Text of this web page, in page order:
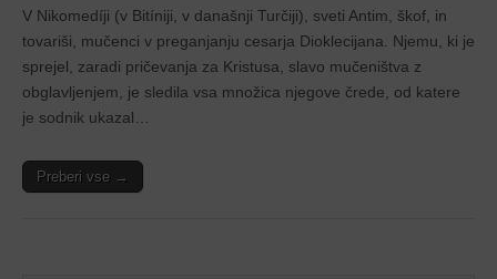
V Nikomedíji (v Bitíniji, v današnji Turčiji), sveti Antim, škof, in
tovariši, mučenci v preganjanju cesarja Dioklecijana. Njemu, ki je
sprejel, zaradi pričevanja za Kristusa, slavo mučeništva z
obglavljenjem, je sledila vsa množica njegove črede, od katere
je sodnik ukazal…
Preberi vse →